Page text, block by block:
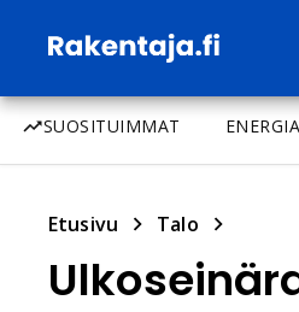
SUOSITUIMMAT ENERGIA
Etusivu Talo